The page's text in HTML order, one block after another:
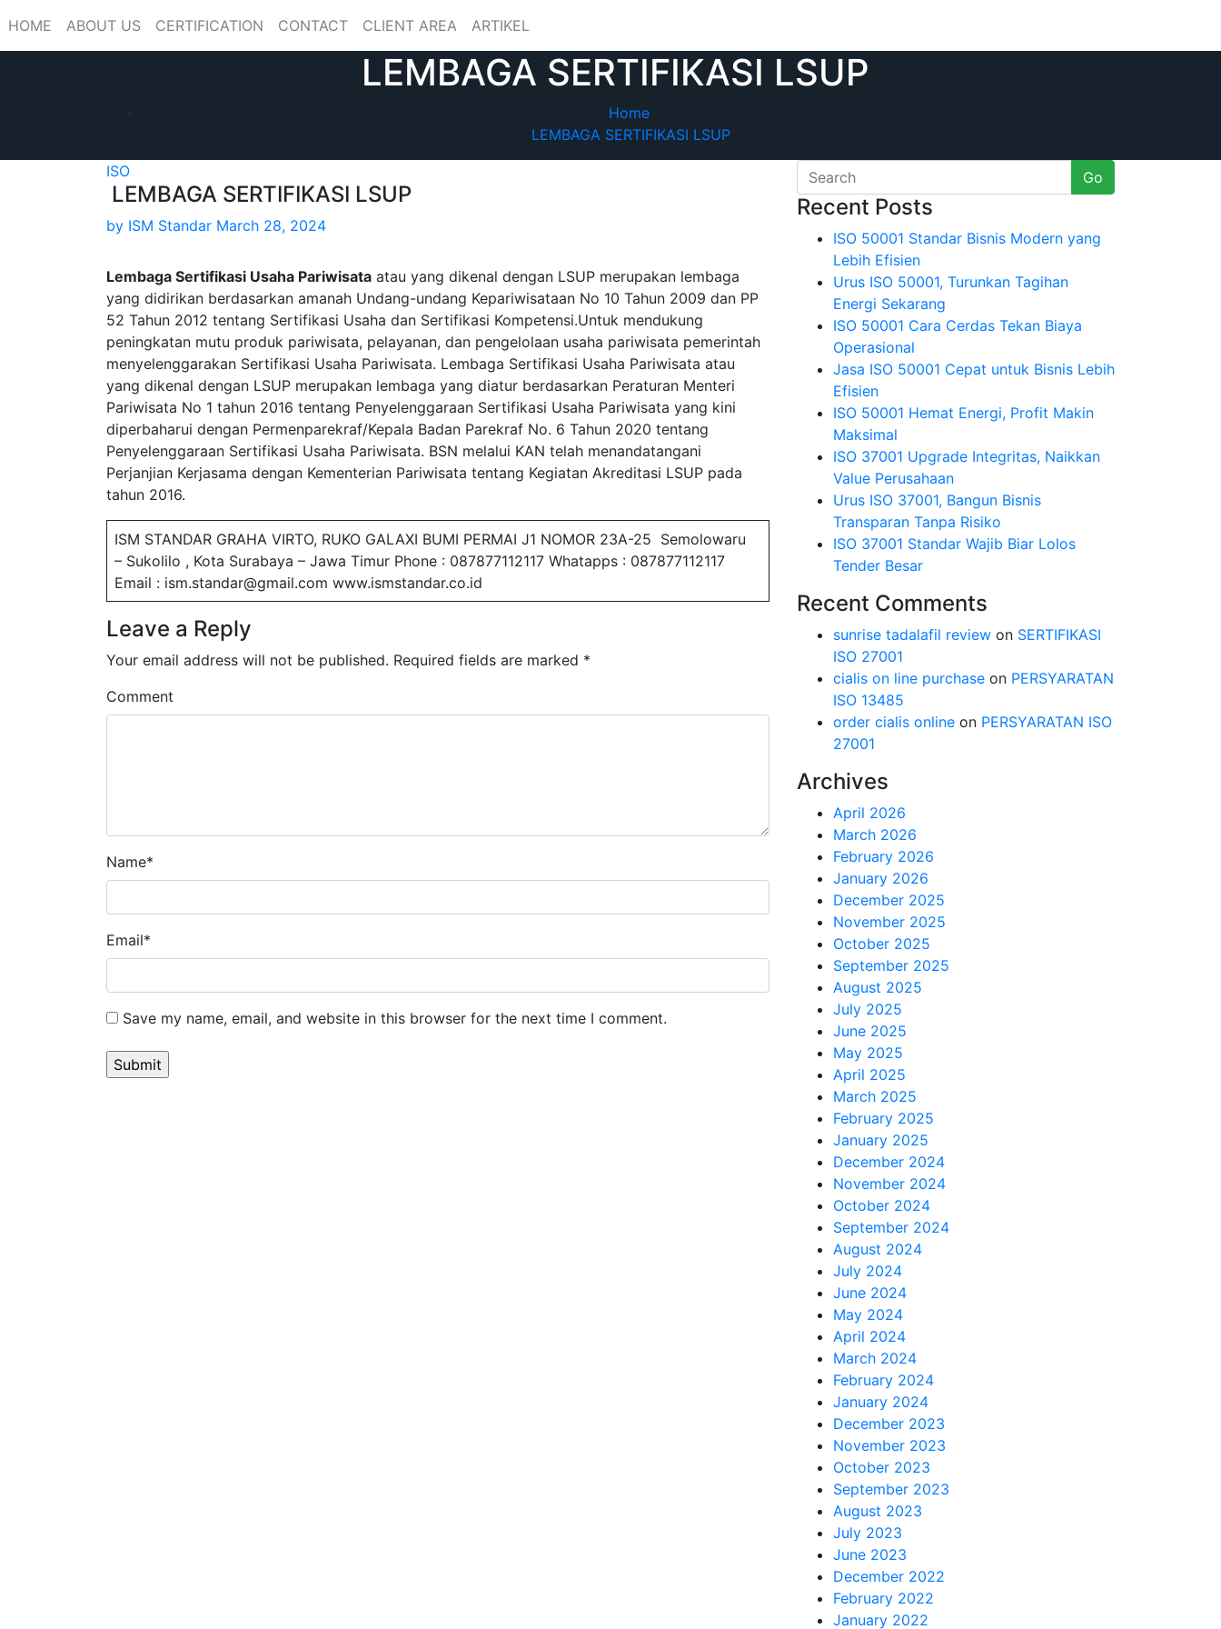
to
content
HOME ABOUT US CERTIFICATION CONTACT CLIENT AREA ARTIKEL
LEMBAGA SERTIFIKASI LSUP
Home
LEMBAGA SERTIFIKASI LSUP
ISO
LEMBAGA SERTIFIKASI LSUP
by ISM Standar March 28, 2024
Lembaga Sertifikasi Usaha Pariwisata atau yang dikenal dengan LSUP merupakan lembaga
yang didirikan berdasarkan amanah Undang-undang Kepariwisataan No 10 Tahun 2009 dan PP
52 Tahun 2012 tentang Sertifikasi Usaha dan Sertifikasi Kompetensi.Untuk mendukung
peningkatan mutu produk pariwisata, pelayanan, dan pengelolaan usaha pariwisata pemerintah
menyelenggarakan Sertifikasi Usaha Pariwisata. Lembaga Sertifikasi Usaha Pariwisata atau
yang dikenal dengan LSUP merupakan lembaga yang diatur berdasarkan Peraturan Menteri
Pariwisata No 1 tahun 2016 tentang Penyelenggaraan Sertifikasi Usaha Pariwisata yang kini
diperbaharui dengan Permenparekraf/Kepala Badan Parekraf No. 6 Tahun 2020 tentang
Penyelenggaraan Sertifikasi Usaha Pariwisata. BSN melalui KAN telah menandatangani
Perjanjian Kerjasama dengan Kementerian Pariwisata tentang Kegiatan Akreditasi LSUP pada
tahun 2016.
ISM STANDAR GRAHA VIRTO, RUKO GALAXI BUMI PERMAI J1 NOMOR 23A-25 Semolowaru
– Sukolilo , Kota Surabaya – Jawa Timur Phone : 087877112117 Whatapps : 087877112117
Email : ism.standar@gmail.com www.ismstandar.co.id
Leave a Reply
Your email address will not be published. Required fields are marked *
Comment
Name*
Email*
Save my name, email, and website in this browser for the next time I comment.
Go
Recent Posts
ISO 50001 Standar Bisnis Modern yang
Lebih Efisien
Urus ISO 50001, Turunkan Tagihan
Energi Sekarang
ISO 50001 Cara Cerdas Tekan Biaya
Operasional
Jasa ISO 50001 Cepat untuk Bisnis Lebih
Efisien
ISO 50001 Hemat Energi, Profit Makin
Maksimal
ISO 37001 Upgrade Integritas, Naikkan
Value Perusahaan
Urus ISO 37001, Bangun Bisnis
Transparan Tanpa Risiko
ISO 37001 Standar Wajib Biar Lolos
Tender Besar
Recent Comments
sunrise tadalafil review on SERTIFIKASI
ISO 27001
cialis on line purchase on PERSYARATAN
ISO 13485
order cialis online on PERSYARATAN ISO
27001
Archives
April 2026
March 2026
February 2026
January 2026
December 2025
November 2025
October 2025
September 2025
August 2025
July 2025
June 2025
May 2025
April 2025
March 2025
February 2025
January 2025
December 2024
November 2024
October 2024
September 2024
August 2024
July 2024
June 2024
May 2024
April 2024
March 2024
February 2024
January 2024
December 2023
November 2023
October 2023
September 2023
August 2023
July 2023
June 2023
December 2022
February 2022
January 2022